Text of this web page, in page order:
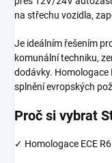
na střechu vozidla,
Je ideálním řešením
komunální techniku,
dodávky. Homologace
splnění evropských
Proč si vybrat
✓ Homologace ECE